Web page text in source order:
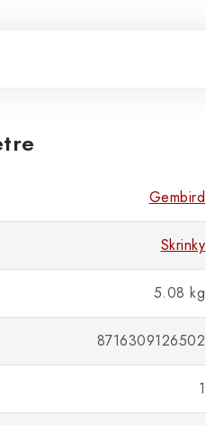
Gembird
Skrinky
5.08 kg
8716309126502
1